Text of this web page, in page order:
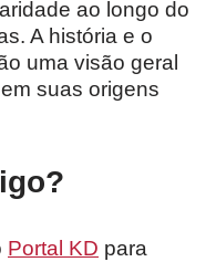
ao longo do
A história e o
uma visão geral
suas origens
Portal KD para